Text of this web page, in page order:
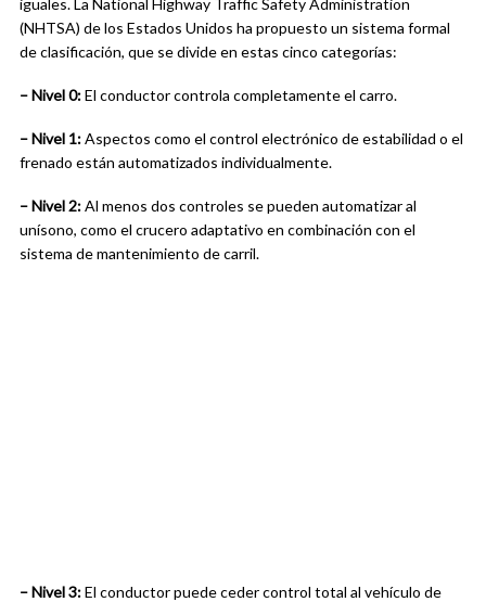
(NHTSA) de los Estados Unidos ha propuesto un sistema formal
de clasificación, que se divide en estas cinco categorías:
– Nivel 0:El conductor controla completamente el carro.
– Nivel 1:Aspectos como el control electrónico de estabilidad o el
frenado están automatizados individualmente.
– Nivel 2:Al menos dos controles se pueden automatizar al
unísono, como el crucero adaptativo en combinación con el
sistema de mantenimiento de carril.
– Nivel 3:El conductor puede ceder control total al vehículo de